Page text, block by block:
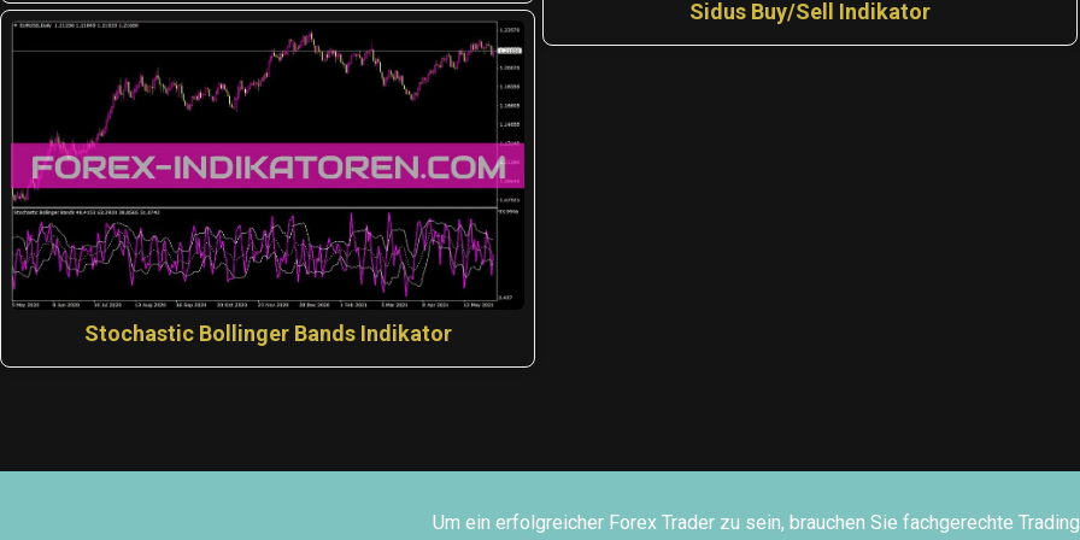
Stochastic Bollinger Bands Indikator
Sidus Buy/Sell Indikator
Um ein erfolgreicher Forex Trader zu sein, brauchen Sie fachgerechte